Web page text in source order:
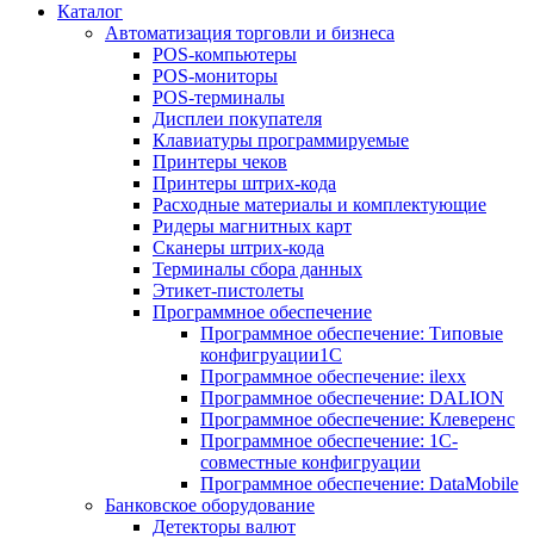
Каталог
Автоматизация торговли и бизнеса
POS-компьютеры
POS-мониторы
POS-терминалы
Дисплеи покупателя
Клавиатуры программируемые
Принтеры чеков
Принтеры штрих-кода
Расходные материалы и комплектующие
Ридеры магнитных карт
Сканеры штрих-кода
Терминалы сбора данных
Этикет-пистолеты
Программное обеспечение
Программное обеспечение: Типовые
конфигруации1С
Программное обеспечение: ilexx
Программное обеспечение: DALION
Программное обеспечение: Клеверенс
Программное обеспечение: 1С-
совместные конфигруации
Программное обеспечение: DataMobile
Банковское оборудование
Детекторы валют